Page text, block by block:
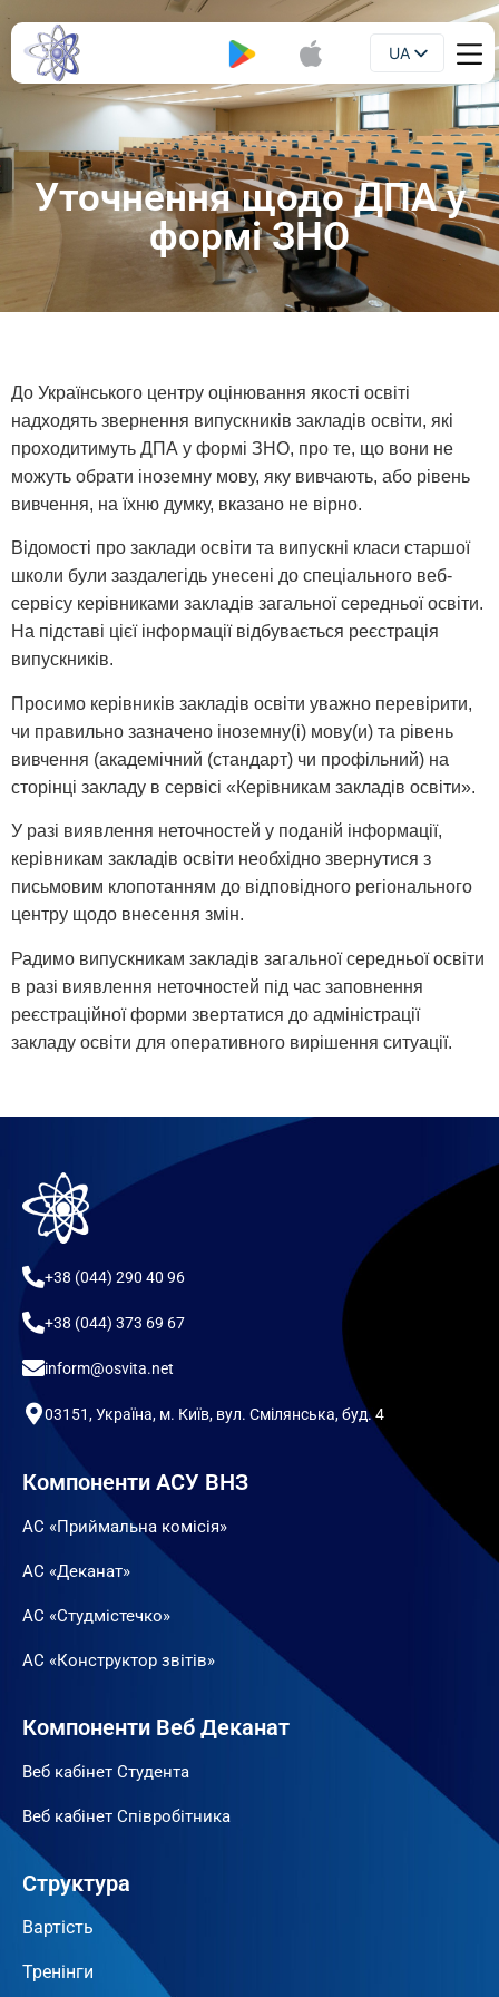
UA
EN
Уточнення щодо ДПА у
формі ЗНО
До Українського центру оцінювання якості освіті
надходять звернення випускників закладів освіти, які
проходитимуть ДПА у формі ЗНО, про те, що вони не
можуть обрати іноземну мову, яку вивчають, або рівень
вивчення, на їхню думку, вказано не вірно.
Відомості про заклади освіти та випускні класи старшої
школи були заздалегідь унесені до спеціального веб-
сервісу керівниками закладів загальної середньої освіти.
На підставі цієї інформації відбувається реєстрація
випускників.
Просимо керівників закладів освіти уважно перевірити,
чи правильно зазначено іноземну(і) мову(и) та рівень
вивчення (академічний (стандарт) чи профільний) на
сторінці закладу в сервісі «Керівникам закладів освіти».
У разі виявлення неточностей у поданій інформації,
керівникам закладів освіти необхідно звернутися з
письмовим клопотанням до відповідного регіонального
центру щодо внесення змін.
Радимо випускникам закладів загальної середньої освіти
в разі виявлення неточностей під час заповнення
реєстраційної форми звертатися до адміністрації
закладу освіти для оперативного вирішення ситуації.
+38 (044) 290 40 96
+38 (044) 373 69 67
inform@osvita.net
03151, Україна, м. Київ, вул. Смілянська, буд. 4
Компоненти АСУ ВНЗ
АС «Приймальна комісія»
АС «Деканат»
АС «Студмістечко»
АС «Конструктор звітів»
Компоненти Веб Деканат
Веб кабінет Студента
Веб кабінет Співробітника
Структура
Вартість
Тренінги